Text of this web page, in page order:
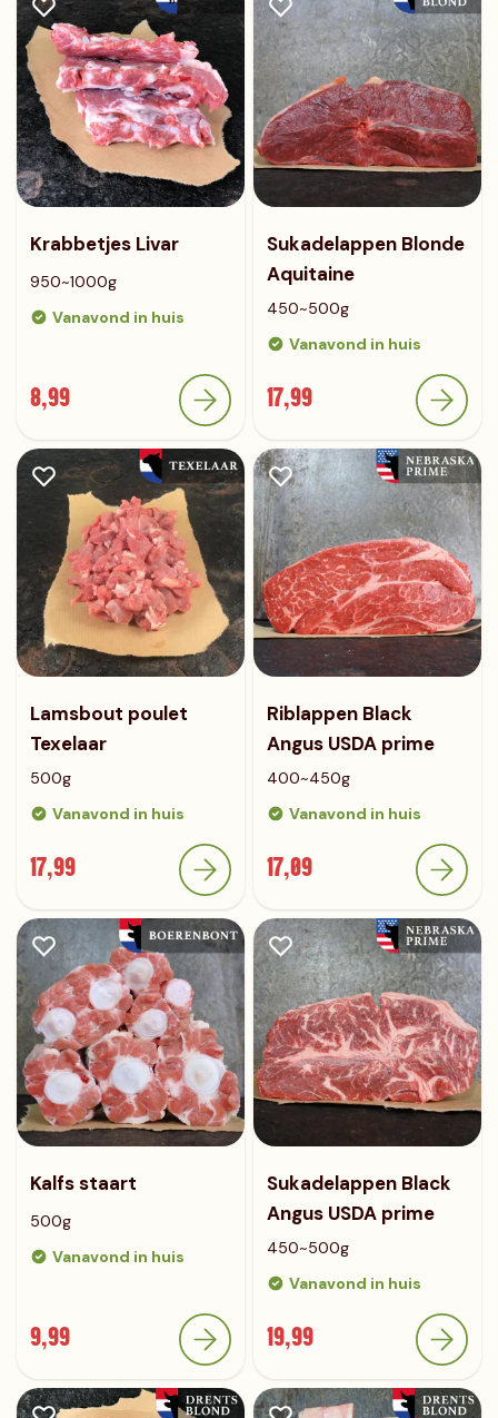
Krabbetjes Livar
950~1000g
Vanavond in huis
8,99
Sukadelappen Blonde
Aquitaine
450~500g
Vanavond in huis
17,99
Lamsbout poulet
Texelaar
500g
Vanavond in huis
17,99
Riblappen Black
Angus USDA prime
400~450g
Vanavond in huis
17,09
Kalfs staart
500g
Vanavond in huis
9,99
Sukadelappen Black
Angus USDA prime
450~500g
Vanavond in huis
19,99